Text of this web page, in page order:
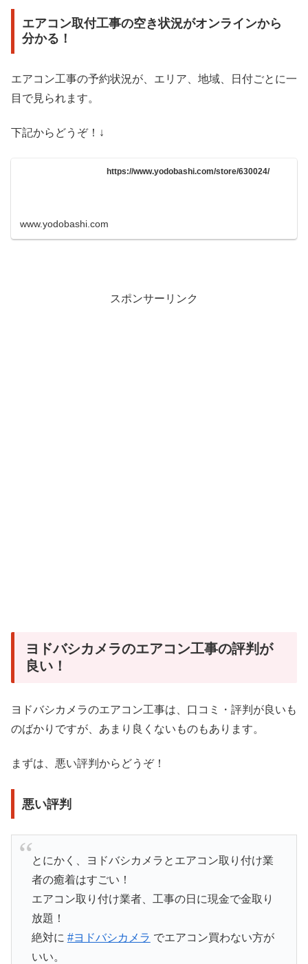
エアコン取付工事の空き状況がオンラインから
分かる！
エアコン工事の予約状況が、エリア、地域、日付ごとに一
目で見られます。
下記からどうぞ！↓
https://www.yodobashi.com/store/630024/
www.yodobashi.com
スポンサーリンク
ヨドバシカメラのエアコン工事の評判が
良い！
ヨドバシカメラのエアコン工事は、口コミ・評判が良いも
のばかりですが、あまり良くないものもあります。
まずは、悪い評判からどうぞ！
悪い評判
とにかく、ヨドバシカメラとエアコン取り付け業
者の癒着はすごい！
エアコン取り付け業者、工事の日に現金で金取り
放題！
絶対に #ヨドバシカメラ でエアコン買わない方が
いい。